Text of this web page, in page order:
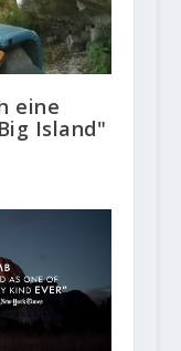
eine
Island"